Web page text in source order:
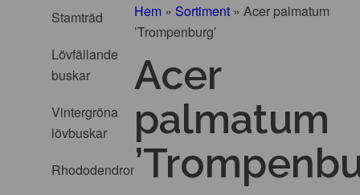
Stamträd
Lövfällande
buskar
Vintergröna
lövbuskar
Rhododendron
Hem » Sortiment »Acer palmatum
’Trompenburg’
Acer
palmatum